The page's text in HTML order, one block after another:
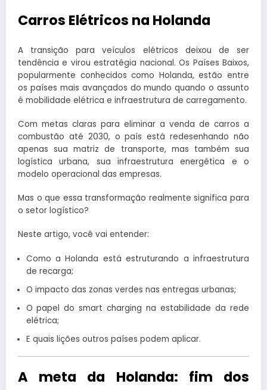
Carros Elétricos na Holanda
A transição para veículos elétricos deixou de ser
tendência e virou estratégia nacional. Os Países Baixos,
popularmente conhecidos como Holanda, estão entre
os países mais avançados do mundo quando o assunto
é mobilidade elétrica e infraestrutura de carregamento.
Com metas claras para eliminar a venda de carros a
combustão até 2030, o país está redesenhando não
apenas sua matriz de transporte, mas também sua
logística urbana, sua infraestrutura energética e o
modelo operacional das empresas.
Mas o que essa transformação realmente significa para
o setor logístico?
Neste artigo, você vai entender:
Como a Holanda está estruturando a infraestrutura
de recarga;
O impacto das zonas verdes nas entregas urbanas;
O papel do smart charging na estabilidade da rede
elétrica;
E quais lições outros países podem aplicar.
A meta da Holanda: fim dos